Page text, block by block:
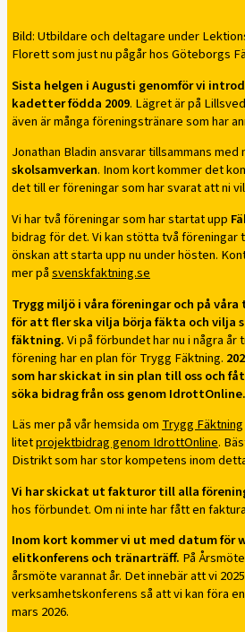
Bild: Utbildare och deltagare under
Florett som just nu pågår hos Göteborgs
Sista helgen i Augusti genomför vi
kadetter födda 2009. Lägret är på
även är många föreningstränare som har
Jonathan Bladin ansvarar tillsammans med
skolsamverkan. Inom kort kommer det
det till er föreningar som har svarat att ni
Vi har två föreningar som har startat upp
bidrag för det. Vi kan stötta två föreningar
önskan att starta upp nu under hösten.
mer påsvenskfaktning.se
Trygg miljö i våra föreningar och på
för att fler ska vilja börja fäkta och vilja
fäktning.Vi på förbundet har nu i några
förening har en plan för Trygg Fäktning.
som har skickat in sin plan till oss och
söka bidrag från oss genom IdrottOnline.
Läs mer på vår hemsida om Trygg Fäktning
litetprojektbidrag genom IdrottOnline.
Distrikt som har stor kompetens inom
Vi har skickat ut fakturor till alla
hos förbundet. Om ni inte har fått en
Inom kort kommer vi ut med datum för
elitkonferens och tränarträff. På
årsmöte varannat år. Det innebär att vi
verksamhetskonferens så att vi kan föra
mars 2026.